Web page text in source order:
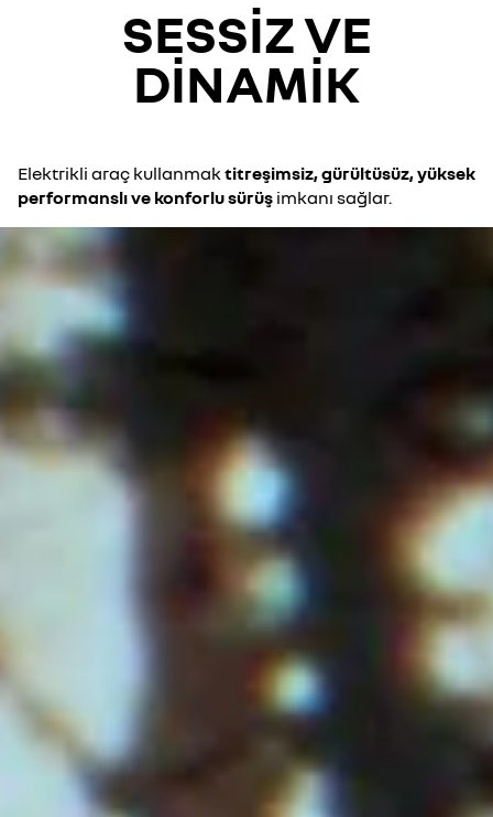
SESSİZ VE
DİNAMİK
Elektrikli araç kullanmaktitreşimsiz, gürültüsüz, yüksek
performanslı ve konforlu sürüş imkanı sağlar.